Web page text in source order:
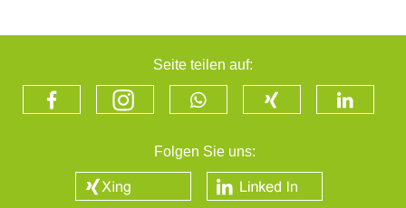
Seite teilen auf:
Folgen Sie uns: